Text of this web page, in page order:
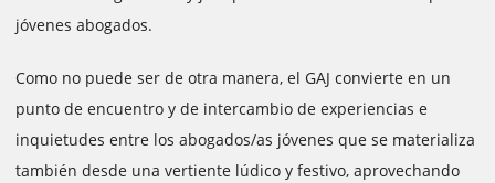
jóvenes abogados.
Como no puede ser de otra manera, el GAJ convierte en un
punto de encuentro y de intercambio de experiencias e
inquietudes entre los abogados/as jóvenes que se materializa
también desde una vertiente lúdico y festivo, aprovechando